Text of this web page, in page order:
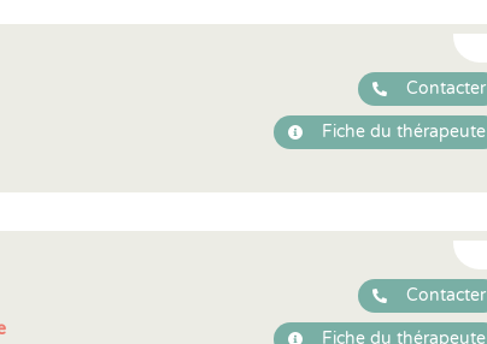
Contacter
Fiche du thérapeute
Contacter
Fiche du thérapeute